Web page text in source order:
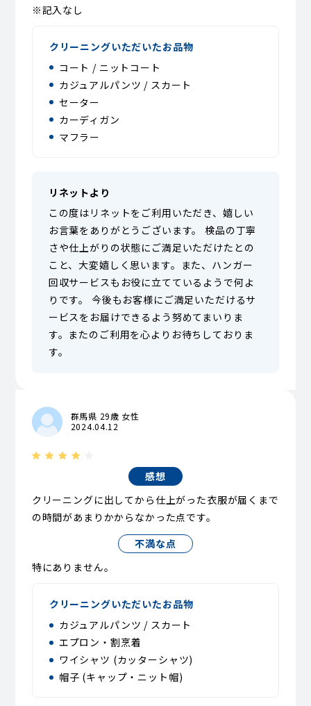
※記入なし
クリーニングいただいたお品物
コート / ニットコート
カジュアルパンツ / スカート
セーター
カーディガン
マフラー
リネットより
この度はリネットをご利用いただき、嬉しい
お言葉をありがとうございます。 検品の丁寧
さや仕上がりの状態にご満足いただけたとの
こと、大変嬉しく思います。また、ハンガー
回収サービスもお役に立てているようで何よ
りです。 今後もお客様にご満足いただけるサ
ービスをお届けできるよう努めてまいりま
す。またのご利用を心よりお待ちしておりま
す。
群馬県 29歳 女性
2024.04.12
感想
クリーニングに出してから仕上がった衣服が届くまで
の時間があまりかからなかった点です。
不満な点
特にありません。
クリーニングいただいたお品物
カジュアルパンツ / スカート
エプロン・割烹着
ワイシャツ (カッターシャツ)
帽子 (キャップ・ニット帽)